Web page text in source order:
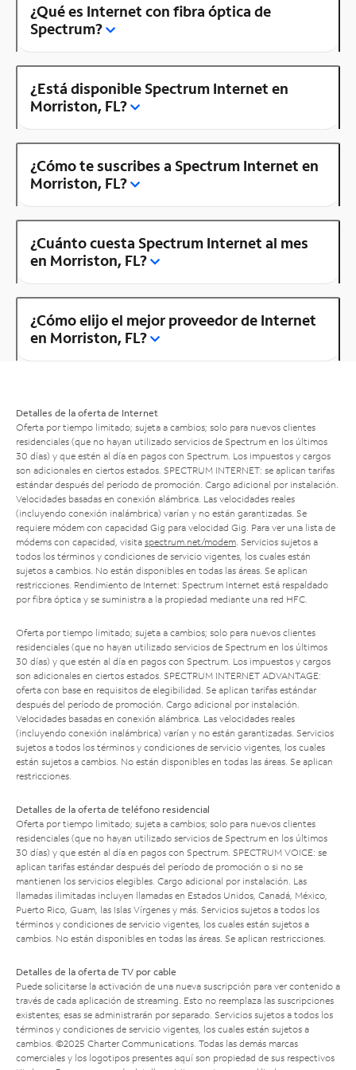
¿Qué es Internet con fibra óptica de
Spectrum?
¿Está disponible Spectrum Internet en
Morriston, FL?
¿Cómo te suscribes a Spectrum Internet en
Morriston, FL?
¿Cuánto cuesta Spectrum Internet al mes
en Morriston, FL?
¿Cómo elijo el mejor proveedor de Internet
en Morriston, FL?
Detalles de la oferta de Internet
Oferta por tiempo limitado; sujeta a cambios; solo para nuevos clientes
residenciales (que no hayan utilizado servicios de Spectrum en los últimos
30 días) y que estén al día en pagos con Spectrum. Los impuestos y cargos
son adicionales en ciertos estados. SPECTRUM INTERNET: se aplican tarifas
estándar después del período de promoción. Cargo adicional por instalación.
Velocidades basadas en conexión alámbrica. Las velocidades reales
(incluyendo conexión inalámbrica) varían y no están garantizadas. Se
requiere módem con capacidad Gig para velocidad Gig. Para ver una lista de
módems con capacidad, visita spectrum.net/modem . Servicios sujetos a
todos los términos y condiciones de servicio vigentes, los cuales están
sujetos a cambios. No están disponibles en todas las áreas. Se aplican
restricciones. Rendimiento de Internet: Spectrum Internet está respaldado
por fibra óptica y se suministra a la propiedad mediante una red HFC.
Oferta por tiempo limitado; sujeta a cambios; solo para nuevos clientes
residenciales (que no hayan utilizado servicios de Spectrum en los últimos
30 días) y que estén al día en pagos con Spectrum. Los impuestos y cargos
son adicionales en ciertos estados. SPECTRUM INTERNET ADVANTAGE:
oferta con base en requisitos de elegibilidad. Se aplican tarifas estándar
después del período de promoción. Cargo adicional por instalación.
Velocidades basadas en conexión alámbrica. Las velocidades reales
(incluyendo conexión inalámbrica) varían y no están garantizadas. Servicios
sujetos a todos los términos y condiciones de servicio vigentes, los cuales
están sujetos a cambios. No están disponibles en todas las áreas. Se aplican
restricciones.
Detalles de la oferta de teléfono residencial
Oferta por tiempo limitado; sujeta a cambios; solo para nuevos clientes
residenciales (que no hayan utilizado servicios de Spectrum en los últimos
30 días) y que estén al día en pagos con Spectrum. SPECTRUM VOICE: se
aplican tarifas estándar después del período de promoción o si no se
mantienen los servicios elegibles. Cargo adicional por instalación. Las
llamadas ilimitadas incluyen llamadas en Estados Unidos, Canadá, México,
Puerto Rico, Guam, las Islas Vírgenes y más. Servicios sujetos a todos los
términos y condiciones de servicio vigentes, los cuales están sujetos a
cambios. No están disponibles en todas las áreas. Se aplican restricciones.
Detalles de la oferta de TV por cable
Puede solicitarse la activación de una nueva suscripción para ver contenido a
través de cada aplicación de streaming. Esto no reemplaza las suscripciones
existentes; esas se administrarán por separado. Servicios sujetos a todos los
términos y condiciones de servicio vigentes, los cuales están sujetos a
cambios. ©2025 Charter Communications. Todas las demás marcas
comerciales y los logotipos presentes aquí son propiedad de sus respectivos